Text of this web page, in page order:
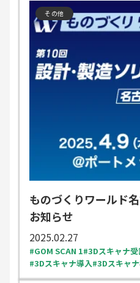
その他
ものづくりワールド
お知らせ
2025.02.27
GOM SCAN 1 3Dスキャナ
3Dスキャナ導入 3Dスキャ